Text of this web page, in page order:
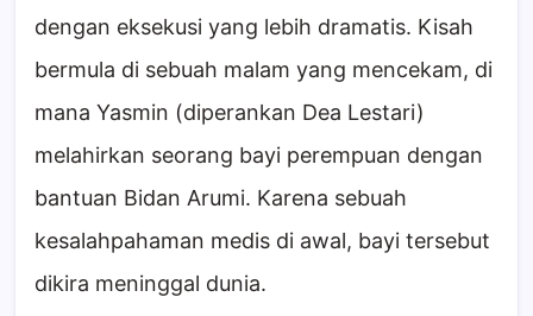
dengan eksekusi yang lebih dramatis. Kisah
bermula di sebuah malam yang mencekam, di
mana Yasmin (diperankan Dea Lestari)
melahirkan seorang bayi perempuan dengan
bantuan Bidan Arumi. Karena sebuah
kesalahpahaman medis di awal, bayi tersebut
dikira meninggal dunia.